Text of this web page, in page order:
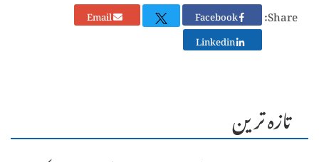
Share:
Email
Linkedin
تازہ ترین